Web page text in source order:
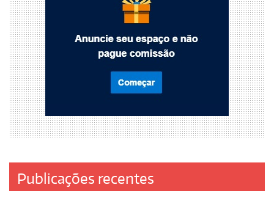
Publicações recentes